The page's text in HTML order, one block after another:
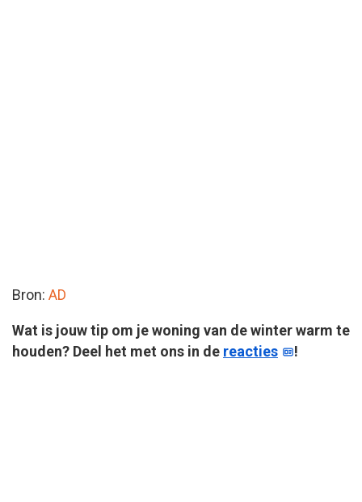
Bron: AD
Wat is jouw tip om je woning van de winter warm te
houden? Deel het met ons in de reacties !